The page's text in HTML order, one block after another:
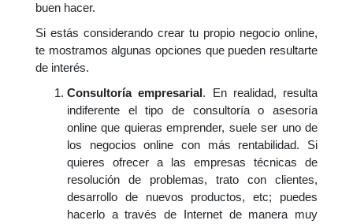
buen hacer.
Si estás considerando crear tu propio negocio online,
te mostramos algunas opciones que pueden resultarte
de interés.
Consultoría empresarial. En realidad, resulta
indiferente el tipo de consultoría o asesoría
online que quieras emprender, suele ser uno de
los negocios online con más rentabilidad. Si
quieres ofrecer a las empresas técnicas de
resolución de problemas, trato con clientes,
desarrollo de nuevos productos, etc; puedes
hacerlo a través de Internet de manera muy